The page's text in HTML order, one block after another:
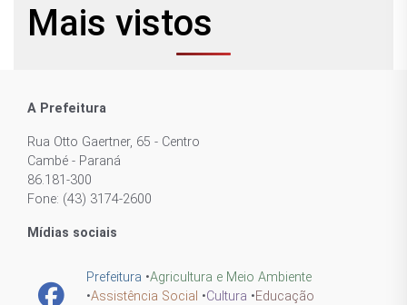
Mais vistos
A Prefeitura
Rua Otto Gaertner, 65 - Centro
Cambé - Paraná
86.181-300
Fone: (43) 3174-2600
Mídias sociais
Prefeitura •Agricultura e Meio Ambiente
•Assistência Social •Cultura •Educação